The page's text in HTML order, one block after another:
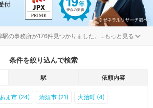
の事務所が176件見つかりました。 ...もっと見る
条件を絞り込んで検索
駅 依頼内容
あま市 (24) 清須市 (21) 大治町 (4)